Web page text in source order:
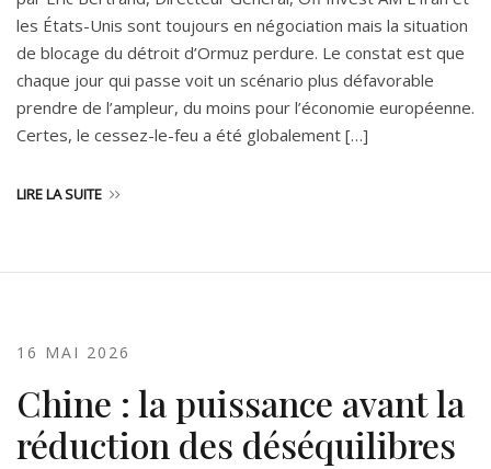
les États-Unis sont toujours en négociation mais la situation
de blocage du détroit d’Ormuz perdure. Le constat est que
chaque jour qui passe voit un scénario plus défavorable
prendre de l’ampleur, du moins pour l’économie européenne.
Certes, le cessez-le-feu a été globalement […]
LIRE LA SUITE
16 MAI 2026
Chine : la puissance avant la
réduction des déséquilibres